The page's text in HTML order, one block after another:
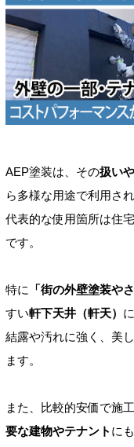
AEP塗装は、その扱い
ら多様な用途で利用され
代表的な使用箇所は住
です。
特に 「街の外壁塗装やさ
すい軒下天井（軒天）
結露や汚れに強く、美
ます。
また、比較的安価で施
要な建物やテナント に